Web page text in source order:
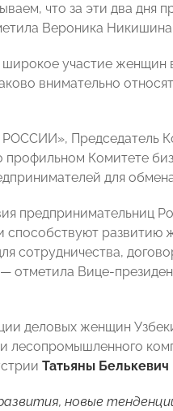
что за эти два дня
Вероника Никишина.
широкое участие женщин
внимательно
Председатель
профильном Комитете
для
предпринимательниц
развитию
сотрудничества,
отметила Вице-
деловых женщин
лесопромышленного
Татьяны Белькевич
новые